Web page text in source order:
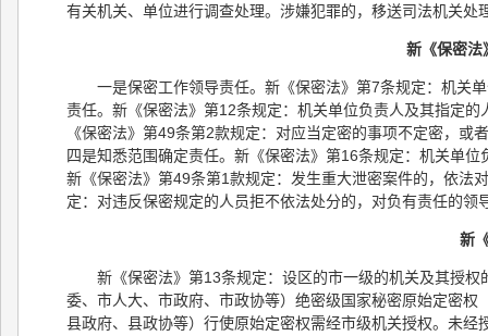
有关机关、单位进行调查处理。涉嫌犯罪的，移送司法机关处
新《保密法
一是保密工作领导责任。新《保密法》第7条规定：机关
责任。新《保密法》第12条规定：机关单位负责人及其指定
《保密法》第49条第2款规定：对应当定密的事项不定密，
四是知悉范围确定责任。新《保密法》第16条规定：机关单
新《保密法》第49条第1款规定：发生重大泄密案件的，依法
定：对违反保密规定的人员拒不依法处分的，对负有责任的领
新
新《保密法》第13条规定：设区的市一级的机关及其授
委、市人大、市政府、市政协等）绝密级国家秘密原始定密
县政府、县政协等）行使原始定密权需经市级机关授权。未